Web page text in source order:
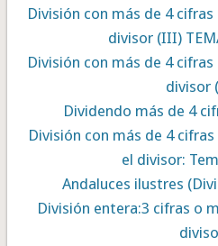
División con más de 4
divisor (III)
División con más de 4
divisor
Dividendo más de 4
División con más de 4
el divisor:
Andaluces ilustres
División entera:3 cifras o